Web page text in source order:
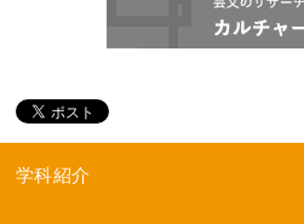
学科紹介